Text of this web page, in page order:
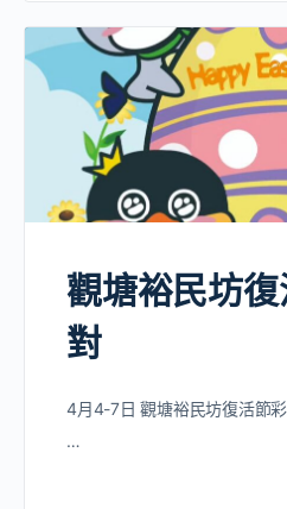
觀塘裕民坊
對
4月4-7日 觀塘裕民坊復活節
…